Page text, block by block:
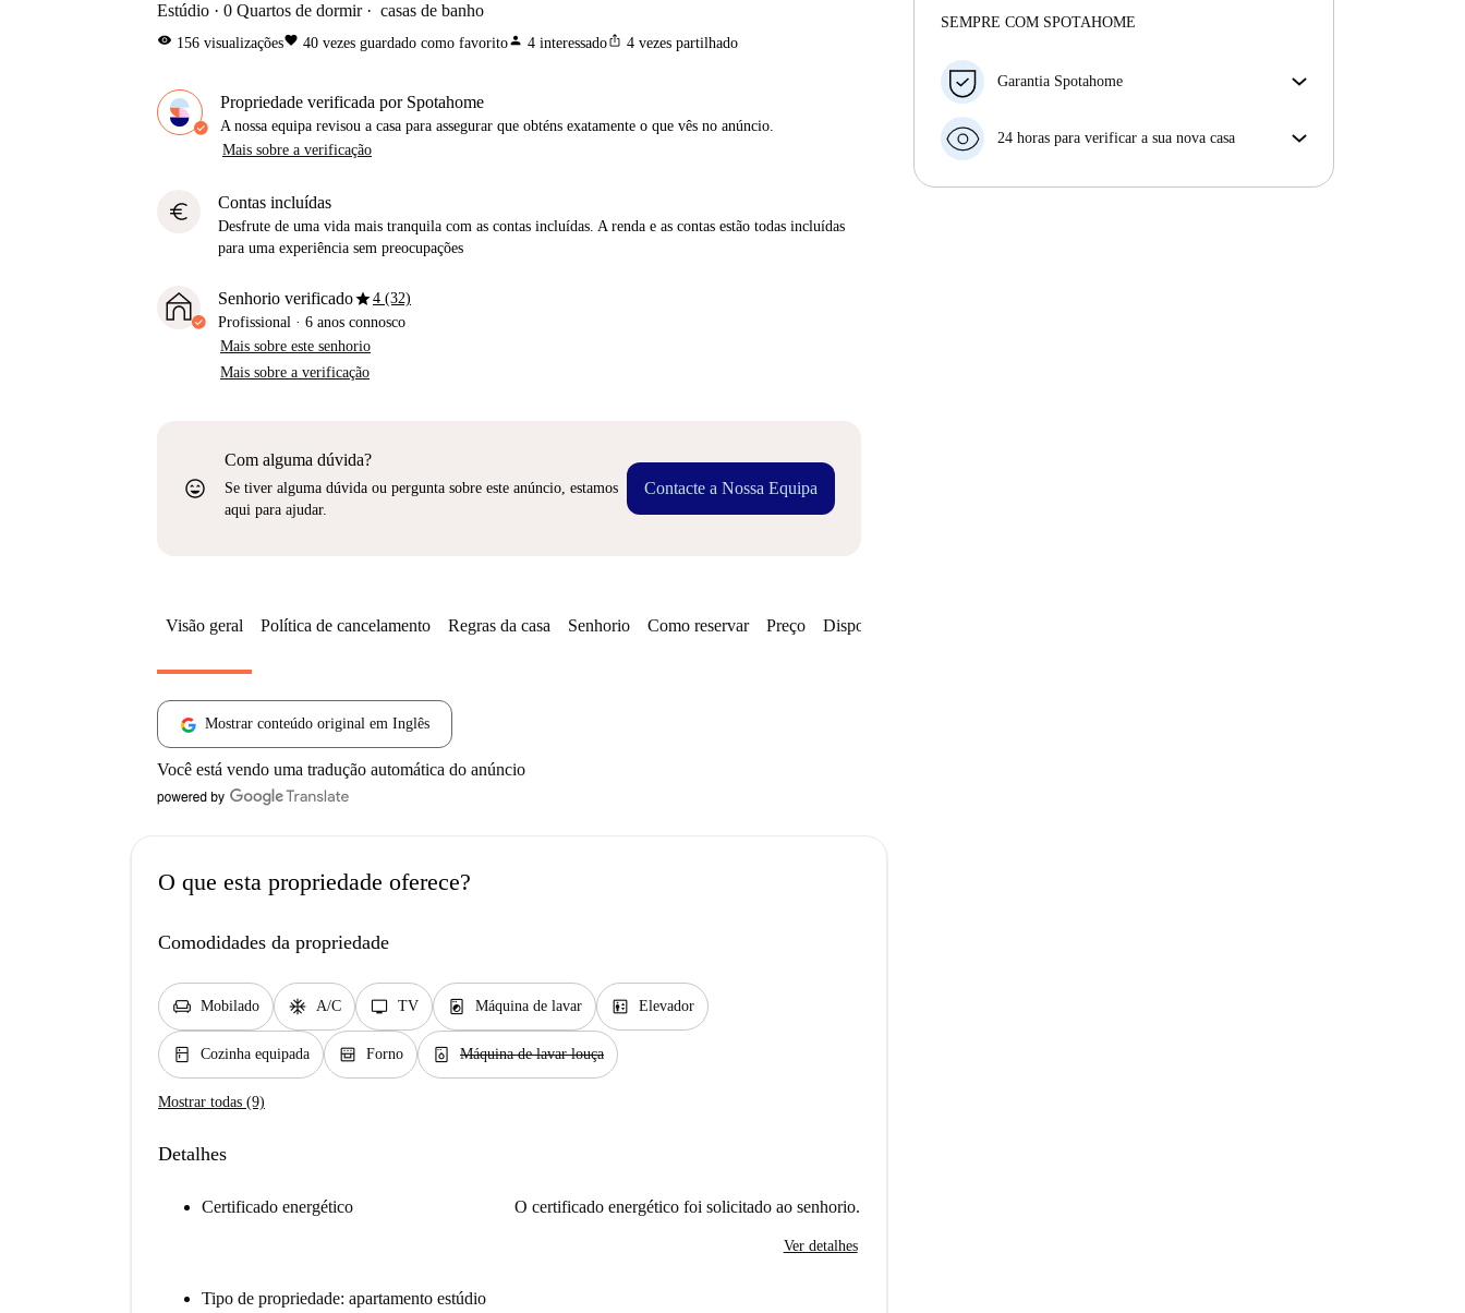
Estúdio 0 Quartos de dormir casas de banho
visibility 156 visualizaçõesfavorite 40 vezes guardado como favoritoperson 4 interessadoios_share 4 vezes partilhado
Propriedade verificada por Spotahome
A nossa equipa revisou a casa para assegurar que obténs exatamente o que vês no anúncio.
Mais sobre a verificação
euro Contas incluídas
Desfrute de uma vida mais tranquila com as contas incluídas. A renda e as contas estão todas incluídas
para uma experiência sem preocupações
Senhorio verificadostar4 (32)
Profissional · 6 anos connosco
Mais sobre este senhorio
Mais sobre a verificação
sentiment_very_satisfied
Com alguma dúvida?
Se tiver alguma dúvida ou pergunta sobre este anúncio, estamos
aqui para ajudar.
Contacte a Nossa Equipa
Mais sobre este senhorio
SEMPRE COM SPOTAHOME
Garantia Spotahome
antecedência, nós iremos A) pagar um hotel e ajudá-
seu dinheiro na totalidade.
24 horas para verificar a sua nova casa
Visão geral Política de cancelamento Regras da casa Senhorio Como reservar Preço Disponibilidades
Mostrar conteúdo original em Inglês
Você está vendo uma tradução automática do anúncio
O que esta propriedade oferece?
Comodidades da propriedade
chair Mobilado ac_unit A/C tv TV local_laundry_service Máquina de lavar elevator Elevador
kitchen Cozinha equipada oven_gen Forno dishwasher_gen Máquina de lavar louça
Mostrar todas (9)
Detalhes
Certificado energético O certificado energético foi solicitado ao senhorio.
Ver detalhes
Tipo de propriedade: apartamento estúdio